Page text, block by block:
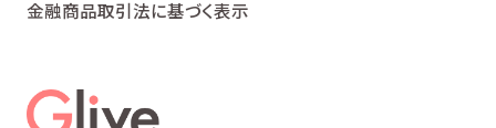
金融商品取引法に基づく表示